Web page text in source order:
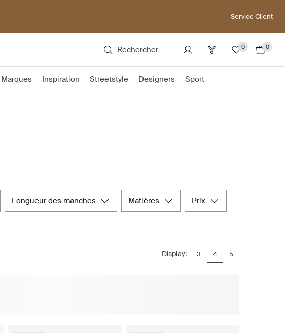
Service Client
Rechercher 0 0
Marques Inspiration Streetstyle Designers Sport
longueur des manches matières prix
Display: 3 4 5